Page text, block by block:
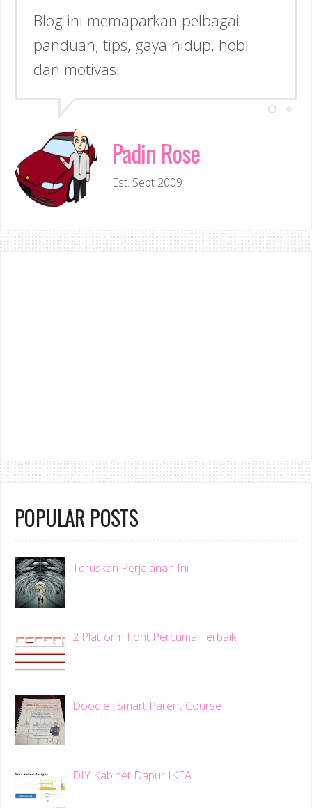
Blog ini memaparkan pelbagai
panduan, tips, gaya hidup, hobi
dan motivasi
Padin Rose
Est. Sept 2009
POPULAR POSTS
Teruskan Perjalanan Ini
2 Platform Font Percuma Terbaik
Doodle : Smart Parent Course
DIY Kabinet Dapur IKEA